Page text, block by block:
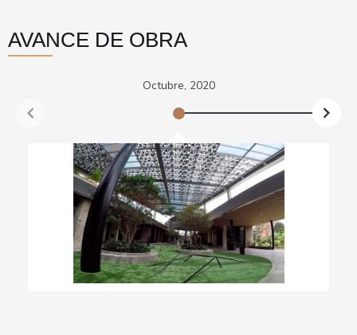
AVANCE DE OBRA
Octubre, 2020